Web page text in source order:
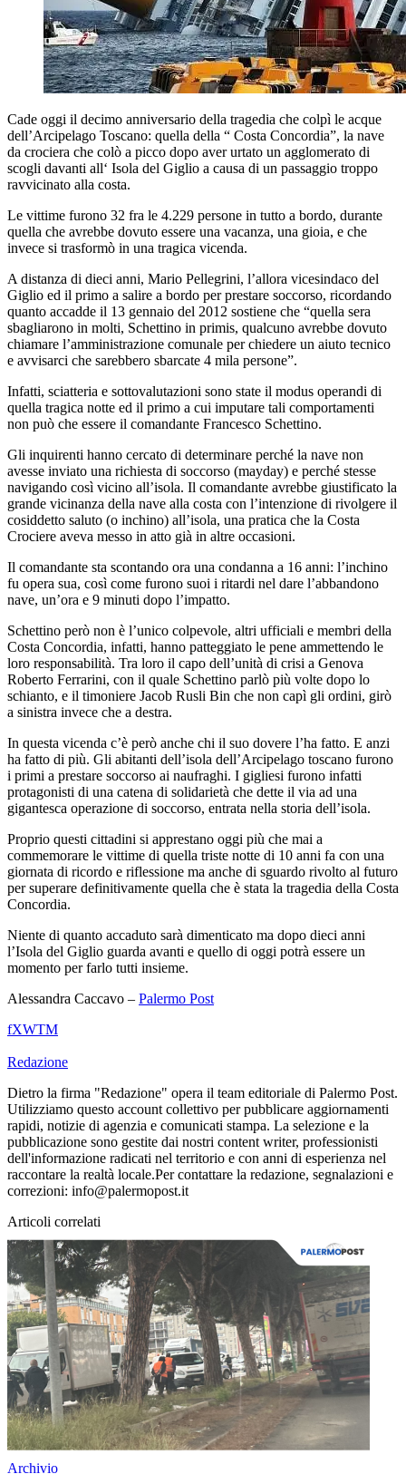
Cade oggi il decimo anniversario della tragedia che colpì le acque
dell’Arcipelago Toscano: quella della “ Costa Concordia”, la nave
da crociera che colò a picco dopo aver urtato un agglomerato di
scogli davanti all‘ Isola del Giglio a causa di un passaggio troppo
ravvicinato alla costa.
Le vittime furono 32 fra le 4.229 persone in tutto a bordo, durante
quella che avrebbe dovuto essere una vacanza, una gioia, e che
invece si trasformò in una tragica vicenda.
A distanza di dieci anni, Mario Pellegrini, l’allora vicesindaco del
Giglio ed il primo a salire a bordo per prestare soccorso, ricordando
quanto accadde il 13 gennaio del 2012 sostiene che “quella sera
sbagliarono in molti, Schettino in primis, qualcuno avrebbe dovuto
chiamare l’amministrazione comunale per chiedere un aiuto tecnico
e avvisarci che sarebbero sbarcate 4 mila persone”.
Infatti, sciatteria e sottovalutazioni sono state il modus operandi di
quella tragica notte ed il primo a cui imputare tali comportamenti
non può che essere il comandante Francesco Schettino.
Gli inquirenti hanno cercato di determinare perché la nave non
avesse inviato una richiesta di soccorso (mayday) e perché stesse
navigando così vicino all’isola. Il comandante avrebbe giustificato la
grande vicinanza della nave alla costa con l’intenzione di rivolgere il
cosiddetto saluto (o inchino) all’isola, una pratica che la Costa
Crociere aveva messo in atto già in altre occasioni.
Il comandante sta scontando ora una condanna a 16 anni: l’inchino
fu opera sua, così come furono suoi i ritardi nel dare l’abbandono
nave, un’ora e 9 minuti dopo l’impatto.
Schettino però non è l’unico colpevole, altri ufficiali e membri della
Costa Concordia, infatti, hanno patteggiato le pene ammettendo le
loro responsabilità. Tra loro il capo dell’unità di crisi a Genova
Roberto Ferrarini, con il quale Schettino parlò più volte dopo lo
schianto, e il timoniere Jacob Rusli Bin che non capì gli ordini, girò
a sinistra invece che a destra.
In questa vicenda c’è però anche chi il suo dovere l’ha fatto. E anzi
ha fatto di più. Gli abitanti dell’isola dell’Arcipelago toscano furono
i primi a prestare soccorso ai naufraghi. I gigliesi furono infatti
protagonisti di una catena di solidarietà che dette il via ad una
gigantesca operazione di soccorso, entrata nella storia dell’isola.
Proprio questi cittadini si apprestano oggi più che mai a
commemorare le vittime di quella triste notte di 10 anni fa con una
giornata di ricordo e riflessione ma anche di sguardo rivolto al futuro
per superare definitivamente quella che è stata la tragedia della Costa
Concordia.
Niente di quanto accaduto sarà dimenticato ma dopo dieci anni
l’Isola del Giglio guarda avanti e quello di oggi potrà essere un
momento per farlo tutti insieme.
Alessandra Caccavo – Palermo Post
fXWTM
Redazione
Dietro la firma "Redazione" opera il team editoriale di Palermo Post.
Utilizziamo questo account collettivo per pubblicare aggiornamenti
rapidi, notizie di agenzia e comunicati stampa. La selezione e la
pubblicazione sono gestite dai nostri content writer, professionisti
dell'informazione radicati nel territorio e con anni di esperienza nel
raccontare la realtà locale.Per contattare la redazione, segnalazioni e
correzioni: info@palermopost.it
Articoli correlati
Archivio